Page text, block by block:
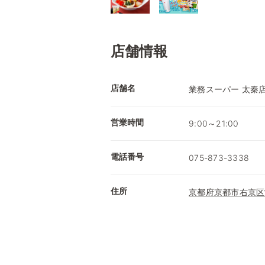
店舗情報
店舗名 業務スーパー 太秦
営業時間 9:00～21:00
電話番号 075-873-3338
住所 京都府京都市右京